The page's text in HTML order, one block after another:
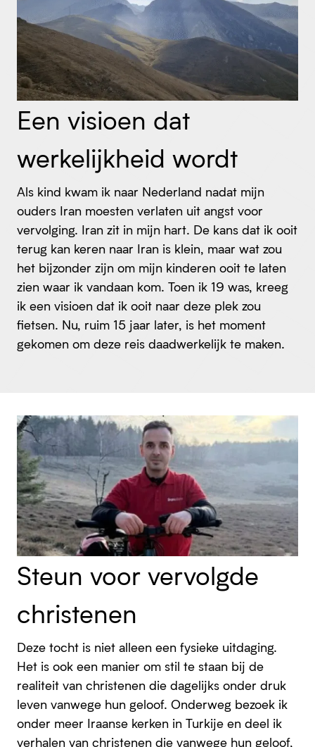
Een visioen dat
werkelijkheid wordt
Als kind kwam ik naar Nederland nadat mijn
ouders Iran moesten verlaten uit angst voor
vervolging. Iran zit in mijn hart. De kans dat ik ooit
terug kan keren naar Iran is klein, maar wat zou
het bijzonder zijn om mijn kinderen ooit te laten
zien waar ik vandaan kom. Toen ik 19 was, kreeg
ik een visioen dat ik ooit naar deze plek zou
fietsen. Nu, ruim 15 jaar later, is het moment
gekomen om deze reis daadwerkelijk te maken.
Steun voor vervolgde
christenen
Deze tocht is niet alleen een fysieke uitdaging.
Het is ook een manier om stil te staan bij de
realiteit van christenen die dagelijks onder druk
leven vanwege hun geloof. Onderweg bezoek ik
onder meer Iraanse kerken in Turkije en deel ik
verhalen van christenen die vanwege hun geloof,